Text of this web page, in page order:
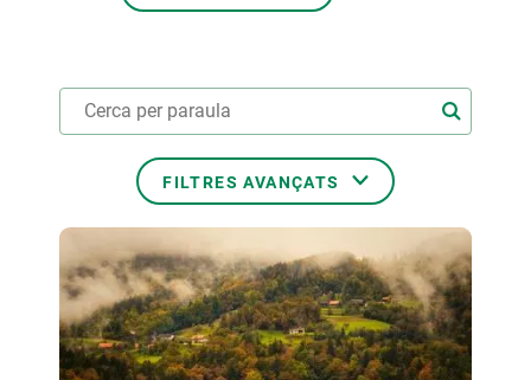
FILTRES AVANÇATS
ÀMBITS TEMÀTICS
TEMES TRANSVERSALS